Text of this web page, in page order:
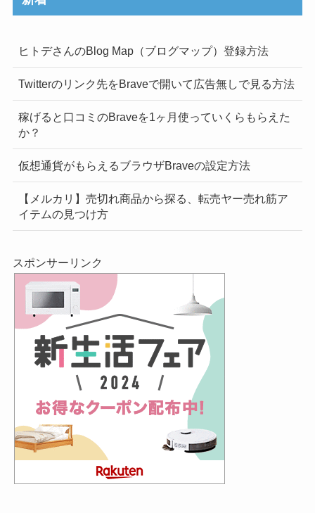
ヒトデさんのBlog Map（ブログマップ）登録方法
Twitterのリンク先をBraveで開いて広告無しで見る方法
稼げると口コミのBraveを1ヶ月使っていくらもらえた
か？
仮想通貨がもらえるブラウザBraveの設定方法
【メルカリ】売切れ商品から探る、転売ヤー売れ筋ア
イテムの見つけ方
スポンサーリンク